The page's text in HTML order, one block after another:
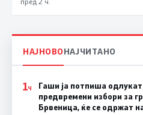
НАЈНОВОНАЈЧИТАНО
1Ч
Гаши ја потпиша
предвремени избори за
Брвеница, ќе се одржат